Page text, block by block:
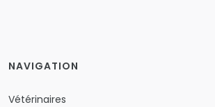
NAVIGATION
Vétérinaires